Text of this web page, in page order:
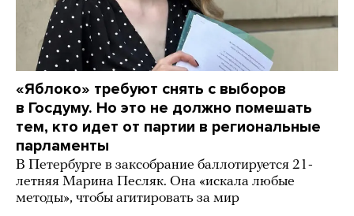
«Яблоко» требуют снять с выборов
в Госдуму. Но это не должно помешать
тем, кто идет от партии в региональные
парламенты
В Петербурге в заксобрание баллотируется 21-
летняя Марина Песляк. Она «искала любые
методы», чтобы агитировать за мир